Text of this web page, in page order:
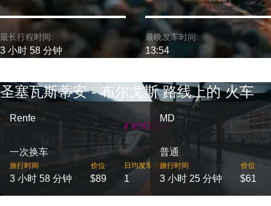
最长行程时间:
3 小时 58 分钟
最晚发车时间:
13:54
圣塞瓦斯蒂安 - 布尔戈斯 路线上的 火车
Renfe
一次换车
旅行时间
3 小时 58 分钟
价位
$89
日均发车班次
1
MD
普通
旅行时间
3 小时 25 分钟
价位
$61